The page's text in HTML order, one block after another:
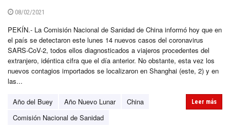
08/02/2021
PEKÍN.- La Comisión Nacional de Sanidad de China informó hoy que en
el país se detectaron este lunes 14 nuevos casos del coronavirus
SARS-CoV-2, todos ellos diagnosticados a viajeros procedentes del
extranjero, idéntica cifra que el día anterior. No obstante, esta vez los
nuevos contagios importados se localizaron en Shanghai (este, 2) y en
las...
Año del Buey Año Nuevo Lunar
China
Comisión Nacional de Sanidad
Leer más